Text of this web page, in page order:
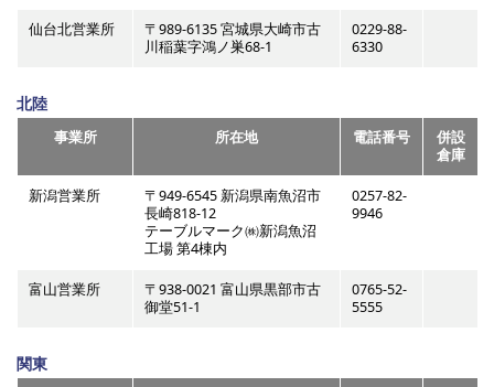
仙台北営業所
〒989-6135 宮城県大崎市古
川稲葉字鴻ノ巣68-1
0229-88-
6330
北陸
事業所 所在地 電話番号
併設
倉庫
新潟営業所
〒949-6545 新潟県南魚沼市
長崎818-12
テーブルマーク㈱新潟魚沼
工場 第4棟内
0257-82-
9946
富山営業所
〒938-0021 富山県黒部市古
御堂51-1
0765-52-
5555
関東